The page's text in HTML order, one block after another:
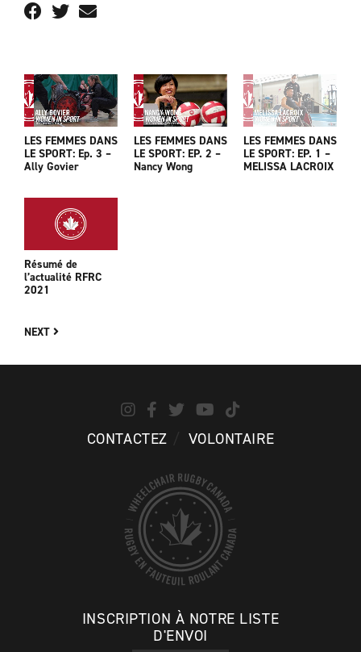
LES FEMMES DANS
LE SPORT: Ep. 3 –
Ally Govier
LES FEMMES DANS
LE SPORT: EP. 2 –
Nancy Wong
LES FEMMES DANS
LE SPORT: EP. 1 –
MELISSA LACROIX
Résumé de
l’actualité RFRC
2021
NEXT
CONTACTEZ VOLONTAIRE
INSCRIPTION À NOTRE LISTE
D'ENVOI